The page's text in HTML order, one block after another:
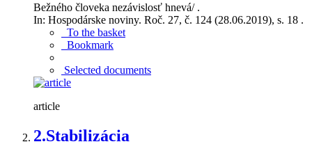
Bežného človeka nezávislosť hnevá/ .
In: Hospodárske noviny. Roč. 27, č. 124 (28.06.2019), s. 18 .
To the basket
Bookmark
Selected documents
article
2.Stabilizácia